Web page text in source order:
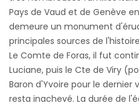
Pays de Vaud et de Genève
demeure un monument
principales sources de
Le Comte de Foras, il fut
Luciane, puis le Cte de Viry
Baron d'Yvoire pour le
resta inachevé. La durée de